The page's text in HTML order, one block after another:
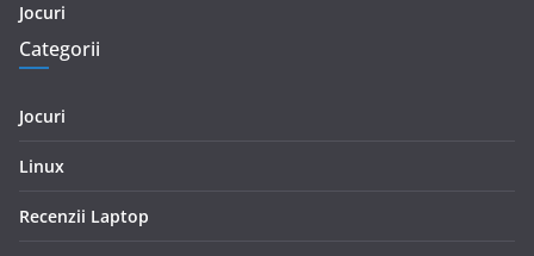
Jocuri
Categorii
Jocuri
Linux
Recenzii Laptop